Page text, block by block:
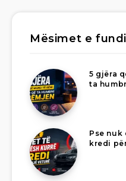
Mësimet e
5 gjëra
ta
Pse nuk
kredi